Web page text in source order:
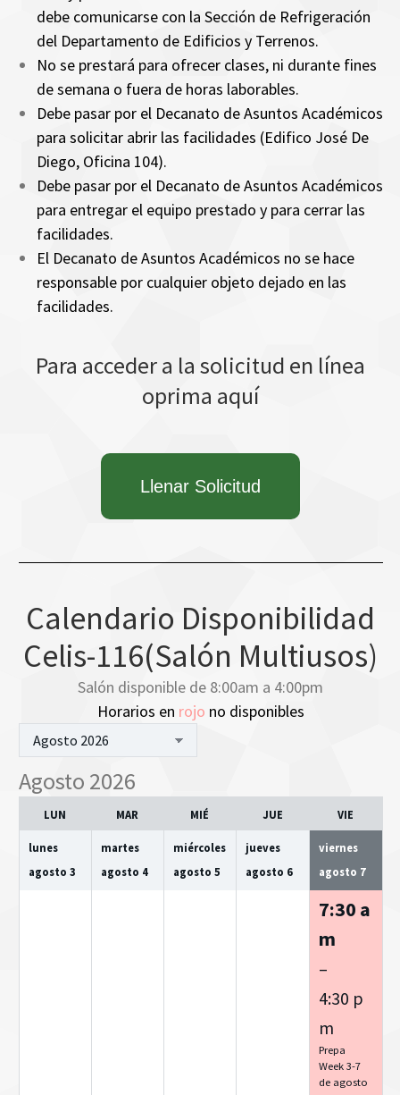
debe comunicarse con la Sección de Refrigeración
del Departamento de Edificios y Terrenos.
No se prestará para ofrecer clases, ni durante fines
de semana o fuera de horas laborables.
Debe pasar por el Decanato de Asuntos Académicos
para solicitar abrir las facilidades (Edifico José De
Diego, Oficina 104).
Debe pasar por el Decanato de Asuntos Académicos
para entregar el equipo prestado y para cerrar las
facilidades.
El Decanato de Asuntos Académicos no se hace
responsable por cualquier objeto dejado en las
facilidades.
Para acceder a la solicitud en línea
oprima aquí
Llenar Solicitud
Calendario Disponibilidad
Celis-116(Salón Multiusos)
Salón disponible de 8:00am a 4:00pm
Horarios en rojo no disponibles
Selección
de
mes
Agosto 2026
LUN MAR MIÉ JUE VIE
lunes
agosto 3
martes
agosto 4
miércoles
agosto 5
jueves
agosto 6
viernes
agosto 7
7:30 a
m
–
4:30 p
m
Prepa
Week 3-7
de agosto